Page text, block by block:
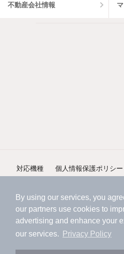
By using our services, you
our partners use cookies to
advertising and enhance your
our services.
Privacy Policy
アプリに切り替えて、サクサ
会員登録なしですぐ使える。マ
不動産会社情報
対応機種 個人情報保護ポリシー
©NIFTY Lifestyle